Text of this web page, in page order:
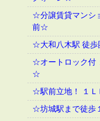
☆分譲賃貸マンシ
前☆
☆大和八木駅 徒
☆オートロック付
☆
☆駅前立地！ １
☆坊城駅まで徒歩